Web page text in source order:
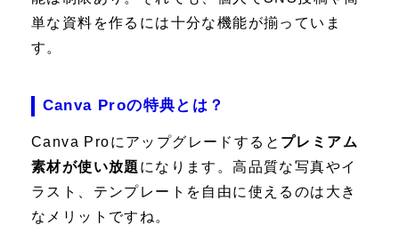
単な資料を作るには十分な機能が揃っていま
す。
Canva Proの特典とは？
Canva Proにアップグレードすると プレミアム
素材が使い放題 になります。高品質な写真やイ
ラスト、テンプレートを自由に使えるのは大き
なメリットですね。